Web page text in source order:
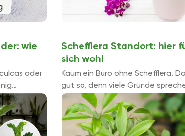
wie
oder
Doch
Schefflera Standort: hier
sich wohl
Kaum ein Büro ohne Schefflera.
gut so, denn viele Gründe
Strahlenaralie. Die geringen
an ihren Standort stellt, ...